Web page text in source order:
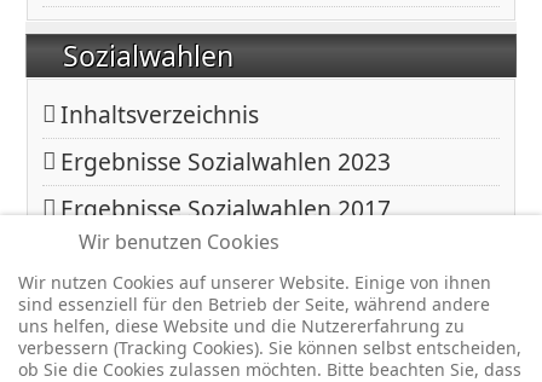
Copyright © 2026 BfA DRV - Gemeinschaft - Für eine starke
Sozialversicherung -. Alle Rechte vorbehalten.
Sozialwahlen
Inhaltsverzeichnis
Ergebnisse Sozialwahlen 2023
Ergebnisse Sozialwahlen 2017
Ergebnisse Sozialwahlen 2011
Wir benutzen Cookies
Wir nutzen Cookies auf unserer Website. Einige von ihnen
sind essenziell für den Betrieb der Seite, während andere
uns helfen, diese Website und die Nutzererfahrung zu
verbessern (Tracking Cookies). Sie können selbst entscheiden,
ob Sie die Cookies zulassen möchten. Bitte beachten Sie, dass